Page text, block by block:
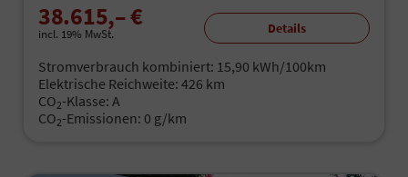
38.615,– €
incl. 19% MwSt. Details
Stromverbrauch kombiniert: 15,90 kWh/100km
Elektrische Reichweite: 426 km
CO2-Klasse: A
CO2-Emissionen: 0 g/km